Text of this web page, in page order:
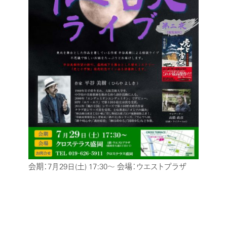
会期：7月29日(土) 17:30～ 会場：ウエストプラザ